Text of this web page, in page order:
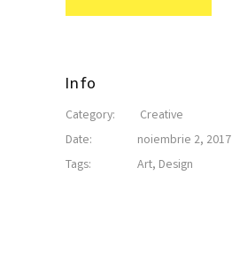
Info
Category:
Creative
Date:
noiembrie 2, 2017
Tags:
Art, Design